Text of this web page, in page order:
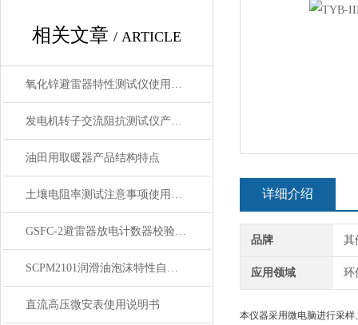
相关文章 / ARTICLE
氧化锌避雷器特性测试仪使用方法
发电机转子交流阻抗测试仪产品概述
油田用取暖器产品结构特点
土壤电阻率测试注意事项使用方法
GSFC-2避雷器放电计数器校验仪主要特点技术参数
SCPM2101润滑油泡沫特性自动测定仪的详细介绍
直流高压微安表使用说明书
详细介绍
品牌 其
应用领域 环
本仪器采用微电脑进行采